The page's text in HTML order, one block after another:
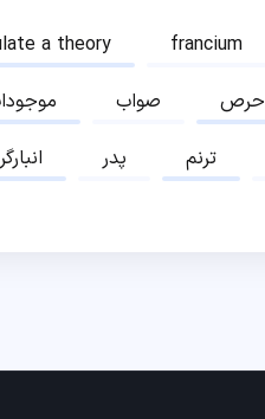
a theory francium
صواب حرص
پدر ترنم